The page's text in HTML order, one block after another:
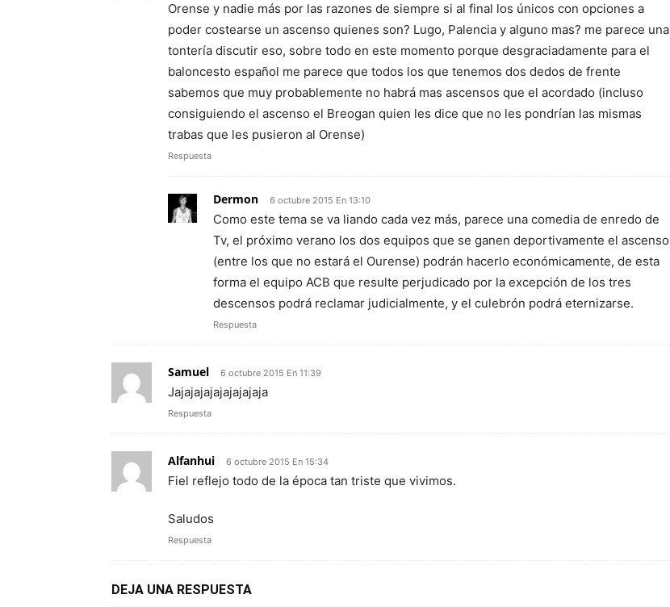
Orense y nadie más por las razones de siempre si al final los únicos con opciones a
poder costearse un ascenso quienes son? Lugo, Palencia y alguno mas? me parece una
tontería discutir eso, sobre todo en este momento porque desgraciadamente para el
baloncesto español me parece que todos los que tenemos dos dedos de frente
sabemos que muy probablemente no habrá mas ascensos que el acordado (incluso
consiguiendo el ascenso el Breogan quien les dice que no les pondrían las mismas
trabas que les pusieron al Orense)
Respuesta
Dermon 6 octubre 2015 En 13:10
Como este tema se va liando cada vez más, parece una comedia de enredo de
Tv, el próximo verano los dos equipos que se ganen deportivamente el ascenso
(entre los que no estará el Ourense) podrán hacerlo económicamente, de esta
forma el equipo ACB que resulte perjudicado por la excepción de los tres
descensos podrá reclamar judicialmente, y el culebrón podrá eternizarse.
Respuesta
Samuel 6 octubre 2015 En 11:39
Jajajajajajajajajaja
Respuesta
Alfanhui 6 octubre 2015 En 15:34
Fiel reflejo todo de la época tan triste que vivimos.
Saludos
Respuesta
DEJA UNA RESPUESTA